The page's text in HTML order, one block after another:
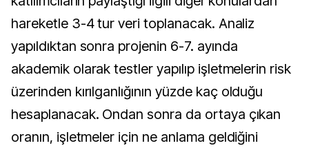
hareketle 3-4 tur veri toplanacak. Analiz
yapıldıktan sonra projenin 6-7. ayında
akademik olarak testler yapılıp işletmelerin risk
üzerinden kırılganlığının yüzde kaç olduğu
hesaplanacak. Ondan sonra da ortaya çıkan
oranın, işletmeler için ne anlama geldiğini